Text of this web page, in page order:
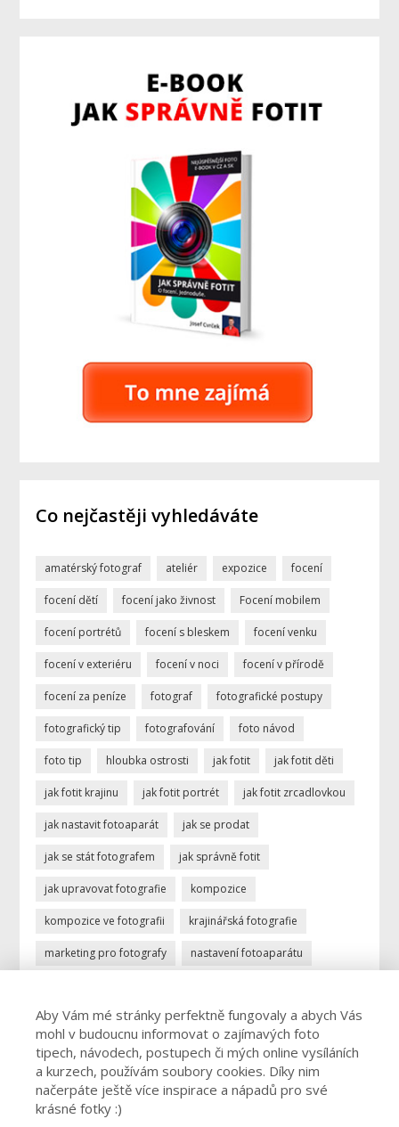
Co nejčastěji vyhledáváte
amatérský fotograf ateliér expozice focení
focení dětí focení jako živnost Focení mobilem
focení portrétů focení s bleskem focení venku
focení v exteriéru focení v noci focení v přírodě
focení za peníze fotograf fotografické postupy
fotografický tip fotografování foto návod
foto tip hloubka ostrosti jak fotit jak fotit děti
jak fotit krajinu jak fotit portrét jak fotit zrcadlovkou
jak nastavit fotoaparát jak se prodat
jak se stát fotografem jak správně fotit
jak upravovat fotografie kompozice
kompozice ve fotografii krajinářská fotografie
marketing pro fotografy nastavení fotoaparátu
profese fotograf profesionální fotograf
vydělávání focením úprava fotek úprava fotografií
živnost fotograf
Aby Vám mé stránky perfektně fungovaly a abych Vás
mohl v budoucnu informovat o zajímavých foto
tipech, návodech, postupech či mých online vysíláních
a kurzech, používám soubory cookies. Díky nim
načerpáte ještě více inspirace a nápadů pro své
krásné fotky :)